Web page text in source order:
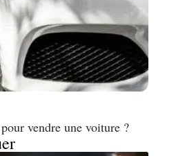
vendre une voiture ?